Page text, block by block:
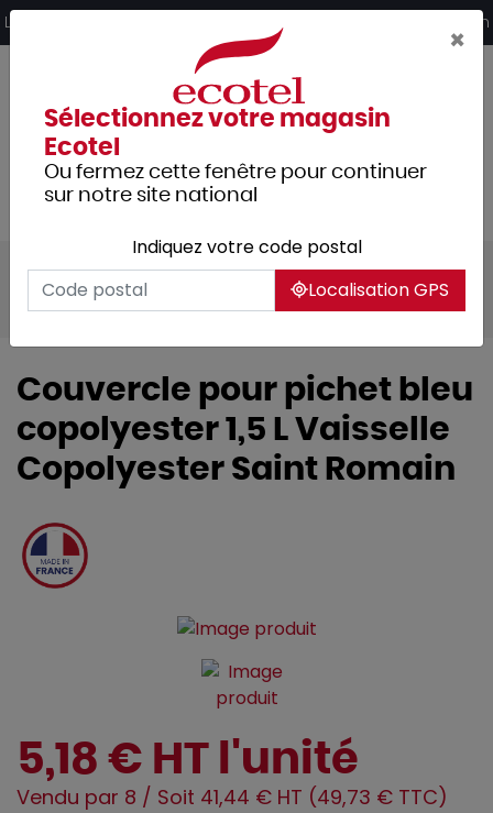
Livraison offerte dès 249€ HT d’achat et retrait 2h en magasin
Tous les produits
Arts de la table
Vaisselle
Couvercle pour pichet bleu
copolyester 1,5 L Vaisselle
Copolyester Saint Romain
5,18 € HT l'unité
Vendu par 8 / Soit 41,44 € HT (49,73 € TTC)
×
Sélectionnez votre magasin
Ecotel
Ou fermez cette fenêtre pour continuer
sur notre site national
Indiquez votre code postal
Localisation GPS
Panneau de gestion des cookies